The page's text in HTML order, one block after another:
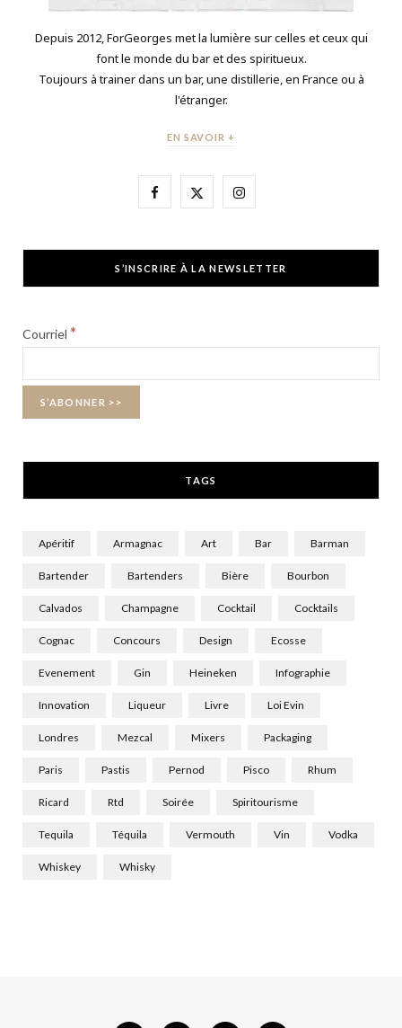
Depuis 2012, ForGeorges met la lumière sur celles et ceux qui
font le monde du bar et des spiritueux.
Toujours à trainer dans un bar, une distillerie, en France ou à
l'étranger.
EN SAVOIR +
F
e
X
w
I
t
S’INSCRIRE À LA NEWSLETTER
Courriel *
TAGS
Apéritif Armagnac Art Bar Barman
Bartender Bartenders Bière Bourbon
Calvados Champagne Cocktail Cocktails
Cognac Concours Design Ecosse
Evenement Gin Heineken Infographie
Innovation Liqueur Livre Loi Evin
Londres Mezcal Mixers Packaging
Paris Pastis Pernod Pisco Rhum
Ricard Rtd Soirée Spiritourisme
Tequila Téquila Vermouth Vin Vodka
Whiskey Whisky